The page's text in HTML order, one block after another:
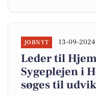
JOBNYT 13-09-2024
Leder til
Sygeplejen i
søges til